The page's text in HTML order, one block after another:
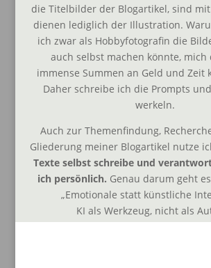
die Titelbilder der Blogartikel, sind
dienen lediglich der Illustration.
ich zwar als Hobbyfotografin die
auch selbst machen könnte, mich
immense Summen an Geld und Zeit
Daher schreibe ich die Prompts
werkeln.
Auch zur Themenfindung,
Gliederung meiner Blogartikel nutze
Texte selbst schreibe und
ich persönlich. Genau darum geht
„Emotionale statt künstliche
KI als Werkzeug, nicht als